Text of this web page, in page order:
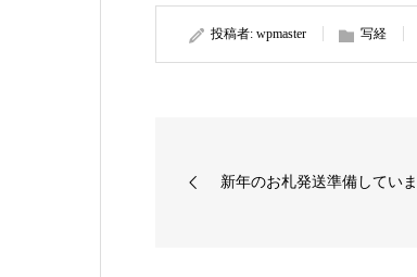
投稿者: wpmaster 写経
新年のお札発送準備してい